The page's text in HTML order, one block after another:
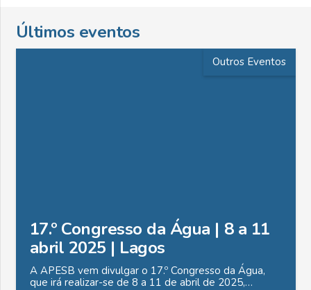
Últimos eventos
Outros Eventos
17.º Congresso da Água | 8 a 11
abril 2025 | Lagos
A APESB vem divulgar o 17.º Congresso da Água,
que irá realizar-se de 8 a 11 de abril de 2025,…